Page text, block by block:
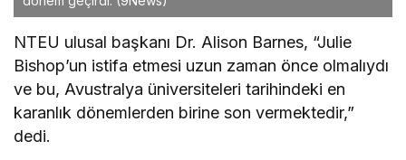
NTEU ulusal başkanı Dr. Alison Barnes, “Julie
Bishop’un istifa etmesi uzun zaman önce olmalıydı
ve bu, Avustralya üniversiteleri tarihindeki en
karanlık dönemlerden birine son vermektedir,”
dedi.